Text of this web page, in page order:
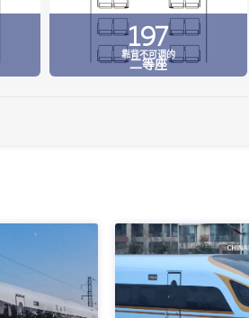
197
靠背不可调的
二等座